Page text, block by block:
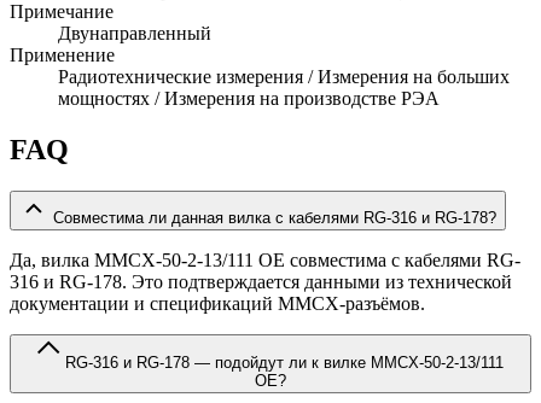
Примечание
Двунаправленный
Применение
Радиотехнические измерения / Измерения на больших
мощностях / Измерения на производстве РЭА
FAQ
Совместима ли данная вилка с кабелями RG-316 и RG-178?
Да, вилка MMCX-50-2-13/111 OE совместима с кабелями RG-
316 и RG-178. Это подтверждается данными из технической
документации и спецификаций MMCX-разъёмов.
OE?